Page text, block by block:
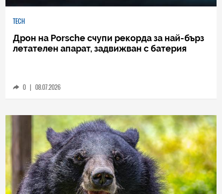
TECH
Дрон на Porsche счупи рекорда за най-бърз
летателен апарат, задвижван с батерия
0 | 08.07.2026